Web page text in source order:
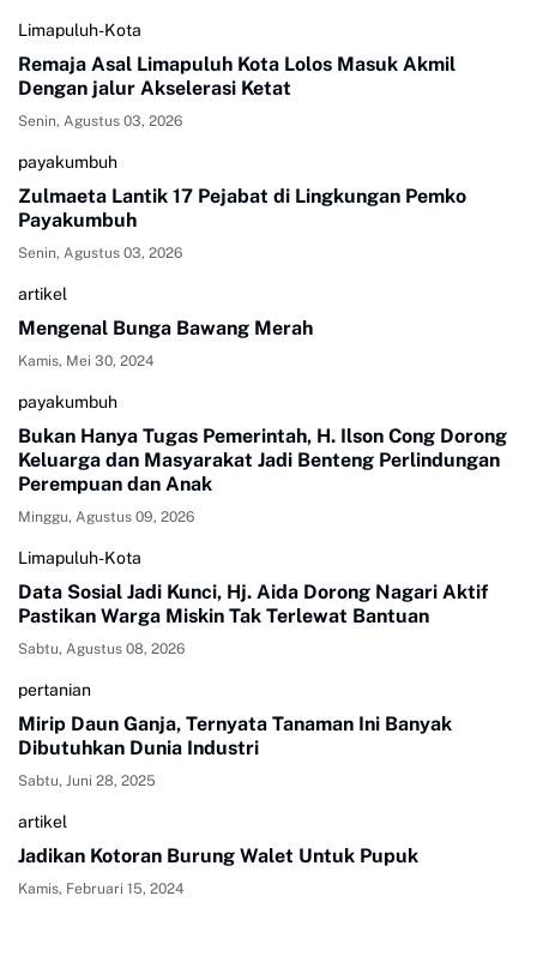
Limapuluh-Kota
Remaja Asal Limapuluh Kota Lolos Masuk Akmil
Dengan jalur Akselerasi Ketat
Senin, Agustus 03, 2026
payakumbuh
Zulmaeta Lantik 17 Pejabat di Lingkungan Pemko
Payakumbuh
Senin, Agustus 03, 2026
artikel
Mengenal Bunga Bawang Merah
Kamis, Mei 30, 2024
payakumbuh
Bukan Hanya Tugas Pemerintah, H. Ilson Cong Dorong
Keluarga dan Masyarakat Jadi Benteng Perlindungan
Perempuan dan Anak
Minggu, Agustus 09, 2026
Limapuluh-Kota
Data Sosial Jadi Kunci, Hj. Aida Dorong Nagari Aktif
Pastikan Warga Miskin Tak Terlewat Bantuan
Sabtu, Agustus 08, 2026
pertanian
Mirip Daun Ganja, Ternyata Tanaman Ini Banyak
Dibutuhkan Dunia Industri
Sabtu, Juni 28, 2025
artikel
Jadikan Kotoran Burung Walet Untuk Pupuk
Kamis, Februari 15, 2024